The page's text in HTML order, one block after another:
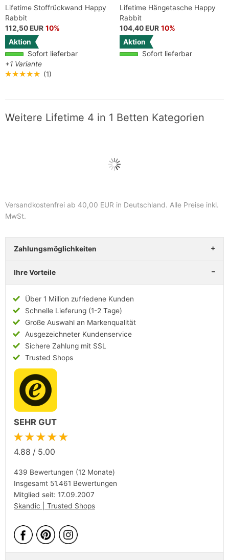
Lifetime Stoffrückwand Happy
Rabbit
112,50 EUR 10%
Aktion
Sofort lieferbar
+1 Variante
★★★★★ (1)
Lifetime Hängetasche Happy
Rabbit
104,40 EUR 10%
Aktion
Sofort lieferbar
Weitere Lifetime 4 in 1 Betten Kategorien
Versandkostenfrei ab 40,00 EUR in Deutschland. Alle Preise inkl.
MwSt.
Zahlungsmöglichkeiten
Ihre Vorteile
Über 1 Million zufriedene Kunden
Schnelle Lieferung (1-2 Tage)
Große Auswahl an Markenqualität
Ausgezeichneter Kundenservice
Sichere Zahlung mit SSL
Trusted Shops
SEHR GUT
★★★★★
4.88 / 5.00
439 Bewertungen (12 Monate)
Insgesamt 51.461 Bewertungen
Mitglied seit: 17.09.2007
Skandic | Trusted Shops